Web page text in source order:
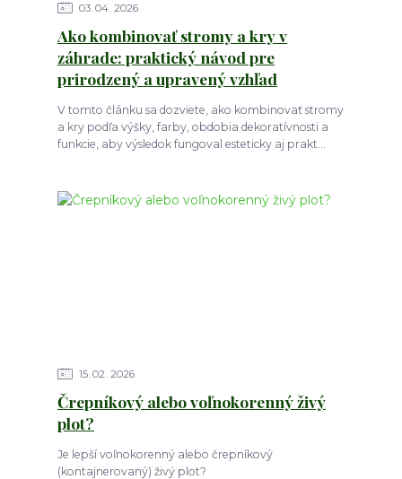
03 04 2026
Ako kombinovať stromy a kry v
záhrade: praktický návod pre
prirodzený a upravený vzhľad
V tomto článku sa dozviete, ako kombinovať stromy
a kry podľa výšky, farby, obdobia dekoratívnosti a
funkcie, aby výsledok fungoval esteticky aj prakt...
15 02 2026
Črepníkový alebo voľnokorenný živý
plot?
Je lepší voľnokorenný alebo črepníkový
(kontajnerovaný) živý plot?